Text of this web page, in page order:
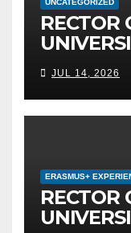
UNCATEGORIZED
RECTOR
BEKIM
HOSTED
JUL 14, 2026
ERASMUS+
RECTOR